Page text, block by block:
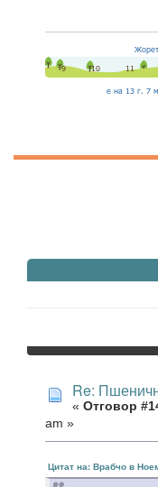
Re:
« Отговор
am »
Цитат на: Врабчо в